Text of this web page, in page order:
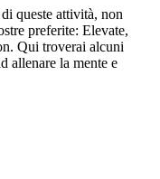
queste attività, non
preferite: Elevate,
Qui troverai alcuni
allenare la mente e